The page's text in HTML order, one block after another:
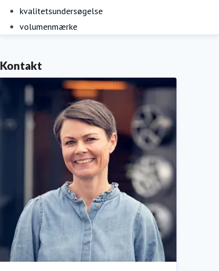
kvalitetsundersøgelse
volumenmærke
Kontakt